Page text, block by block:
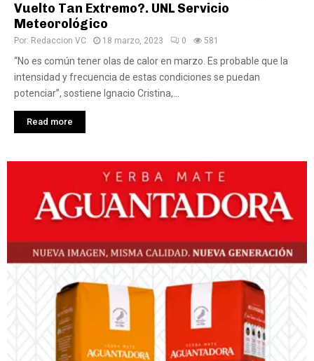
Vuelto Tan Extremo?. UNL Servicio
Meteorológico
Por: Redaccion VC 18 marzo, 2023 0 581
“No es común tener olas de calor en marzo. Es probable que la
intensidad y frecuencia de estas condiciones se puedan
potenciar”, sostiene Ignacio Cristina,...
Read more